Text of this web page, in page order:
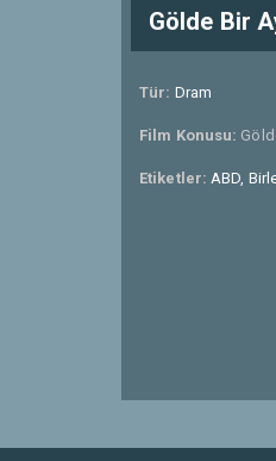
Gölde Bir
Tür: Dram
Film Konusu:
Etiketler:ABD,